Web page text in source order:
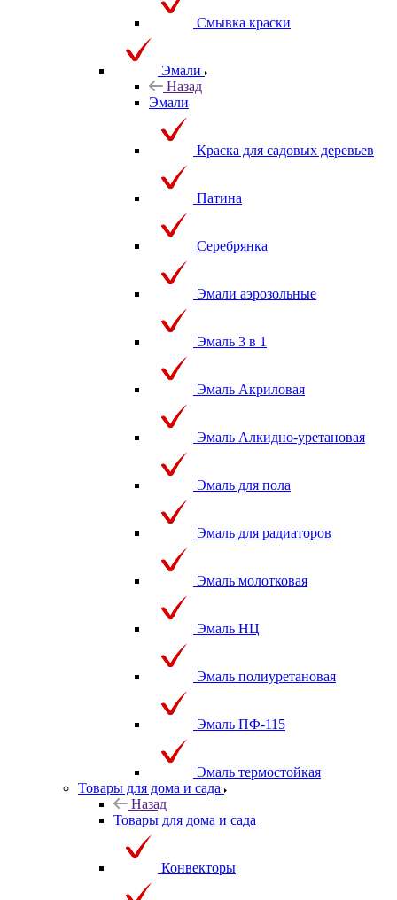
Смывка краски
Эмали
Назад
Эмали
Краска для садовых деревьев
Патина
Серебрянка
Эмали аэрозольные
Эмаль 3 в 1
Эмаль Акриловая
Эмаль Алкидно-уретановая
Эмаль для пола
Эмаль для радиаторов
Эмаль молотковая
Эмаль НЦ
Эмаль полиуретановая
Эмаль ПФ-115
Эмаль термостойкая
Товары для дома и сада
Назад
Товары для дома и сада
Конвекторы